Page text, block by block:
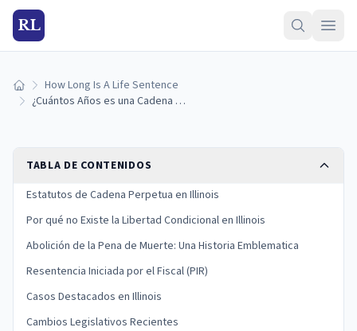
RL
Inicio How Long Is A Life Sentence
¿Cuántos Años es una Cadena Perpetua en Illinois? (Guía 2026)
TABLA DE CONTENIDOS
Estatutos de Cadena Perpetua en Illinois
Por qué no Existe la Libertad Condicional en Illinois
Abolición de la Pena de Muerte: Una Historia Emblematica
Resentencia Iniciada por el Fiscal (PIR)
Casos Destacados en Illinois
Cambios Legislativos Recientes